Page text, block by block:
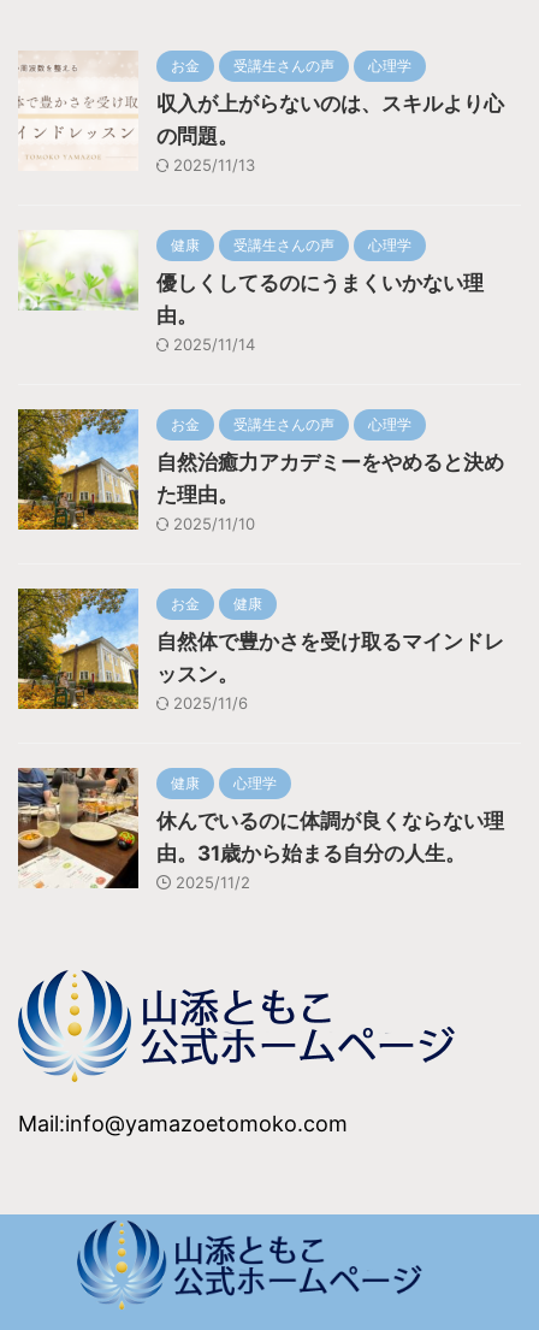
お金 受講生さんの声 心理学
収入が上がらないのは、スキルより心
の問題。
2025/11/13
健康 受講生さんの声 心理学
優しくしてるのにうまくいかない理
由。
2025/11/14
お金 受講生さんの声 心理学
自然治癒力アカデミーをやめると決め
た理由。
2025/11/10
お金 健康
自然体で豊かさを受け取るマインドレ
ッスン。
2025/11/6
健康 心理学
休んでいるのに体調が良くならない理
由。31歳から始まる自分の人生。
2025/11/2
Mail:info@yamazoetomoko.com